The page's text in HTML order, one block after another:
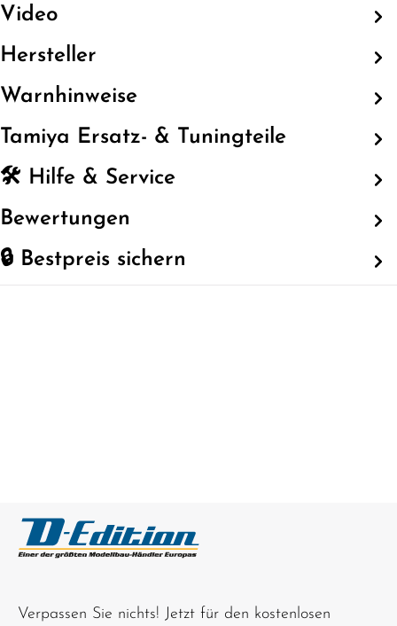
Video
Hersteller
Warnhinweise
Tamiya Ersatz- & Tuningteile
🛠️ Hilfe & Service
Bewertungen
🔒 Bestpreis sichern
Verpassen Sie nichts! Jetzt für den kostenlosen